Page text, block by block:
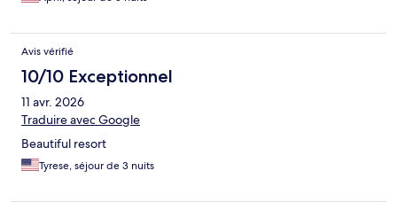
Avis vérifié
10/10 Exceptionnel
11 avr. 2026
Traduire avec Google
Beautiful resort
Tyrese, séjour de 3 nuits